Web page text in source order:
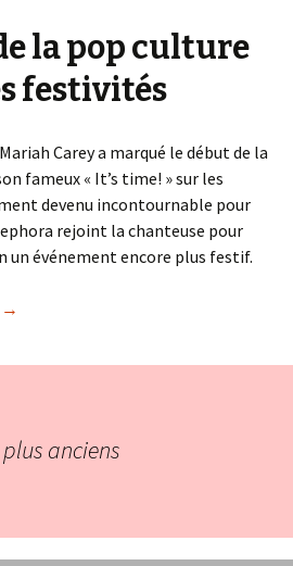
la pop culture
festivités
Carey a marqué le début de la
fameux « It’s time! » sur les
devenu incontournable pour
rejoint la chanteuse pour
un événement encore plus festif.
Pour sa campagne de fin d’année,
→
anciens